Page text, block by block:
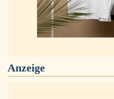
Anzeige